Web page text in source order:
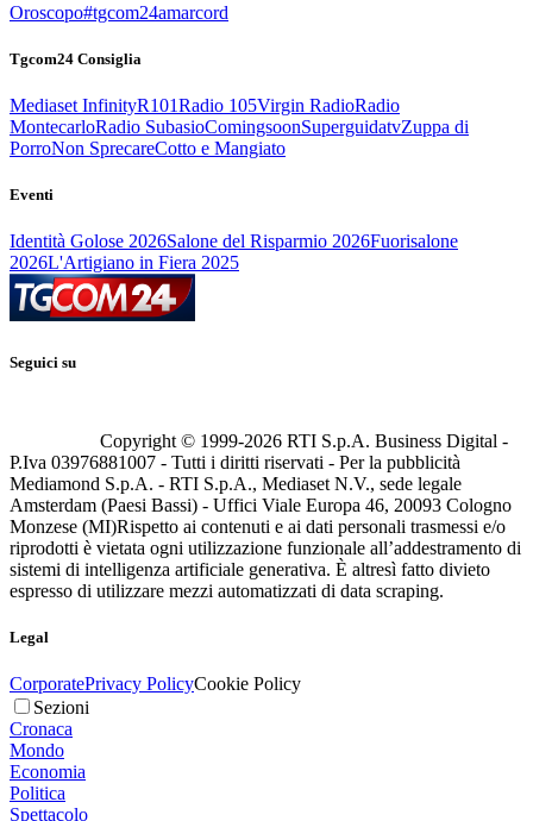
Oroscopo#tgcom24amarcord
Tgcom24 Consiglia
Mediaset InfinityR101Radio 105Virgin RadioRadio
MontecarloRadio SubasioComingsoonSuperguidatvZuppa di
PorroNon SprecareCotto e Mangiato
Eventi
Identità Golose 2026Salone del Risparmio 2026Fuorisalone
2026L'Artigiano in Fiera 2025
Seguici su
Copyright © 1999-2026 RTI S.p.A. Business Digital -
P.Iva 03976881007 - Tutti i diritti riservati - Per la pubblicità
Mediamond S.p.A. - RTI S.p.A., Mediaset N.V., sede legale
Amsterdam (Paesi Bassi) - Uffici Viale Europa 46, 20093 Cologno
Monzese (MI)Rispetto ai contenuti e ai dati personali trasmessi e/o
riprodotti è vietata ogni utilizzazione funzionale all’addestramento di
sistemi di intelligenza artificiale generativa. È altresì fatto divieto
espresso di utilizzare mezzi automatizzati di data scraping.
Legal
CorporatePrivacy PolicyCookie Policy
Sezioni
Cronaca
Mondo
Economia
Politica
Spettacolo